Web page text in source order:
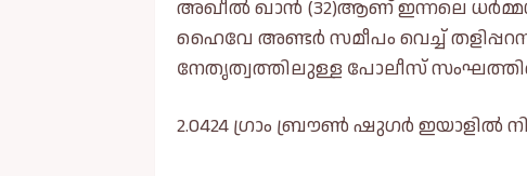
അഖീൽ ഖാൻ (32)ആണ് ഇന്നലെ
ഹൈവേ അണ്ടർ സമീപം വെച്ച്
നേതൃത്വത്തിലുള്ള പോലീസ്
2.0424 ഗ്രാം ബ്രൗൺ ഷുഗർ ഇയാളിൽ